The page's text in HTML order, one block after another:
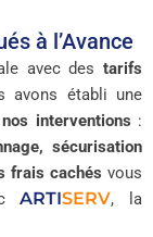
à l’Avance
avec des tarifs
avons établi une
interventions :
sécurisation
frais cachés vous
ARTISERV, la